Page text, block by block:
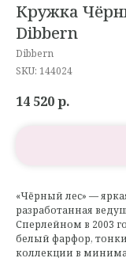
Кружка
Dibbern
Dibbern
SKU: 144024
14 520р.
«Чёрный лес» —
разработанная
Сперлейном в 2003
белый фарфор,
коллекции в